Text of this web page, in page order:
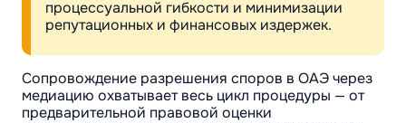
процессуальной гибкости и минимизации
репутационных и финансовых издержек.
Сопровождение разрешения споров в ОАЭ через
медиацию охватывает весь цикл процедуры — от
предварительной правовой оценки